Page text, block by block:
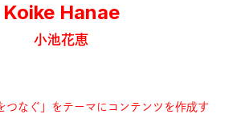
Koike Hanae
小池花恵
つなぐ」をテーマにコンテンツを作成す